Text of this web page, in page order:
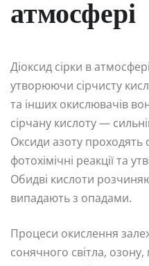
атмосфері
Діоксид сірки в
утворюючи сірчисту
та інших окислювачів
сірчану кислоту —
Оксиди азоту
фотохімічні реакції та
Обидві кислоти
випадають з опадами.
Процеси окислення
сонячного світла,